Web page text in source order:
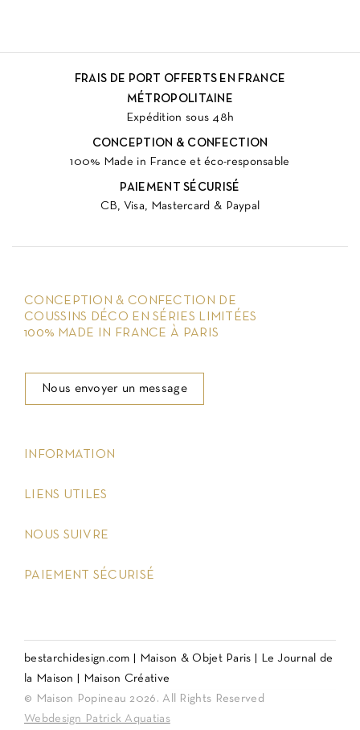
FRAIS DE PORT OFFERTS EN FRANCE
MÉTROPOLITAINE
Expédition sous 48h
CONCEPTION & CONFECTION
100% Made in France et éco-responsable
PAIEMENT SÉCURISÉ
CB, Visa, Mastercard & Paypal
CONCEPTION & CONFECTION DE
COUSSINS DÉCO EN SÉRIES LIMITÉES
100% MADE IN FRANCE À PARIS
Nous envoyer un message
INFORMATION
LIENS UTILES
NOUS SUIVRE
PAIEMENT SÉCURISÉ
bestarchidesign.com Maison & Objet Paris
Le Journal de
la Maison
Maison Créative
© Maison Popineau 2026. All Rights Reserved
Webdesign Patrick Aquatias